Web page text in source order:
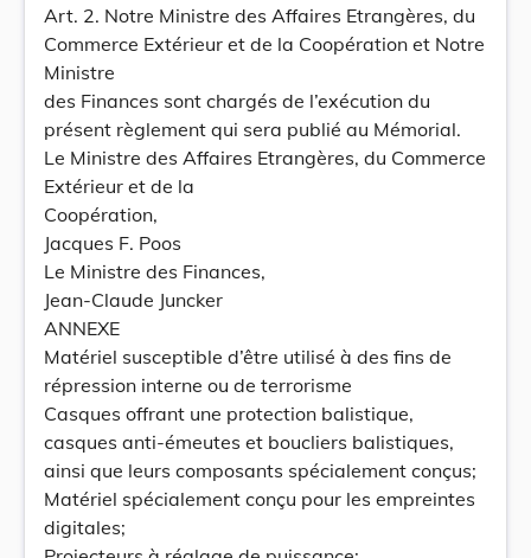
Art. 2. Notre Ministre des Affaires Etrangères, du
Commerce Extérieur et de la Coopération et Notre
Ministre
des Finances sont chargés de l’exécution du
présent règlement qui sera publié au Mémorial.
Le Ministre des Affaires Etrangères, du Commerce
Extérieur et de la
Coopération,
Jacques F. Poos
Le Ministre des Finances,
Jean-Claude Juncker
ANNEXE
Matériel susceptible d’être utilisé à des fins de
répression interne ou de terrorisme
Casques offrant une protection balistique,
casques anti-émeutes et boucliers balistiques,
ainsi que leurs composants spécialement conçus;
Matériel spécialement conçu pour les empreintes
digitales;